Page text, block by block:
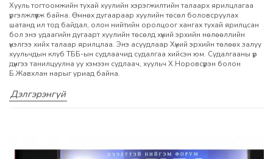
Хууль тогтоомжийн тухай хуулийн хэрэгжилтийн талаарх ярилцлагаа
үргэлжлүүлж байна. Өмнөх дугаараар хуулийн төсөл боловсруулах
шатанд ил тод байдал, олон нийтийн оролцоог хангах тухай ярилцсан
бол энэ удаагийн дугаарт хуулийн төсөлд хүний эрхийн нөлөөллийн
үнэлгээ хийх талаар ярилцлаа. Энэ асуудлаар Хүний эрхийн төлөөх залуу
хуульчдын клуб ТББ-ын судлаачид судалгаа хийсэн юм. Судалгааны үр
дүнгээ танилцуулна уу хэмээн судлаач, хуульч Х.Норовсүрэн болон
Б.Жавхлан нарыг уриад байна.
Дэлгэрэнгүй